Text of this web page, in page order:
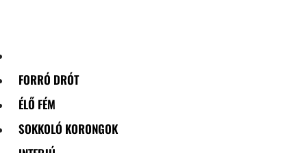
FORRÓ DRÓT
ÉLŐ FÉM
SOKKOLÓ KORONGOK